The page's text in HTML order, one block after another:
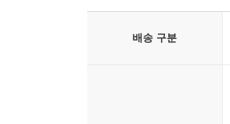
배송 구분